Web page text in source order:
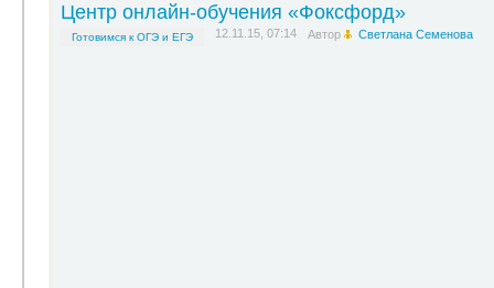
Центр онлайн-обучения «Фоксфорд»
Готовимся к ОГЭ и ЕГЭ 12.11.15, 07:14 Автор Светлана Семенова